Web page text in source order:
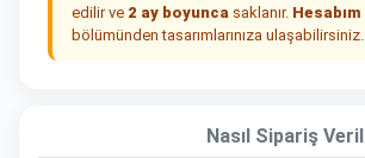
edilir ve 2 ay boyunca saklanır.
bölümünden tasarımlarınıza ulaşabilirsiniz.
Nasıl Sipariş